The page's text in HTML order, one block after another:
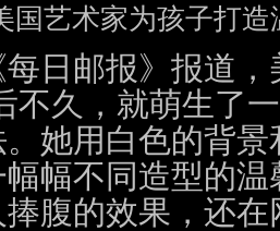
国艺术家为孩子打造
邮报》报道，
不久，就萌生了
她用白色的背
幅不同造型的
腹的效果，还